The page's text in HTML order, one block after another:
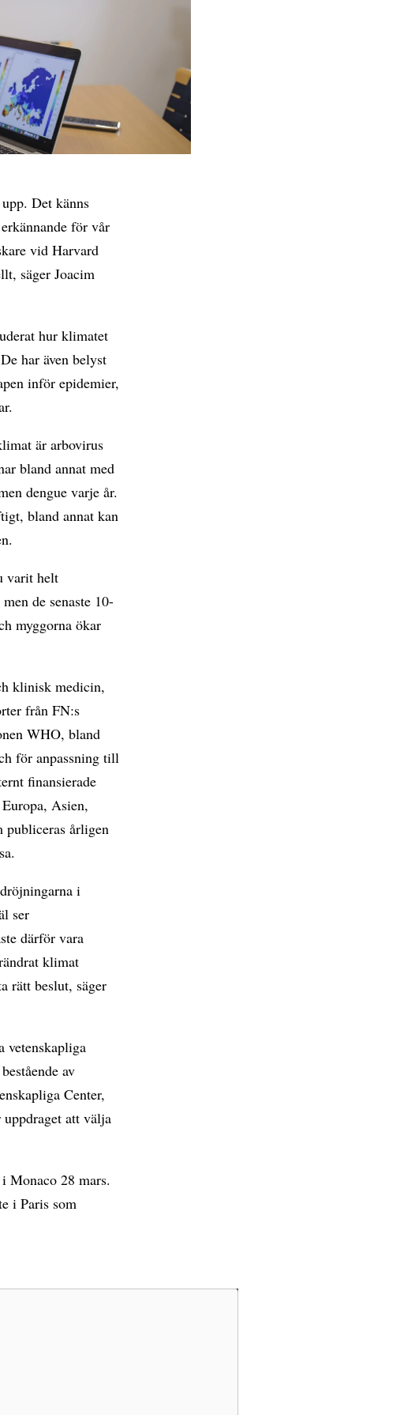
Det känns
för vår
vid Harvard
säger Joacim
hur klimatet
har även belyst
inför epidemier,
är arbovirus
bland annat med
dengue varje år.
bland annat kan
varit helt
de senaste 10-
myggorna ökar
klinisk medicin,
från FN:s
WHO, bland
för anpassning till
finansierade
Asien,
årligen
i
ser
därför vara
klimat
rätt beslut, säger
vetenskapliga
av
Center,
att välja
Monaco 28 mars.
i Paris som